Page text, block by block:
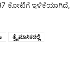
ಕೋಟಿಗೆ ಇಳಿಕೆಯಾಗಿದೆ,
ತ್ರೈಮಾಸಿಕದಲ್ಲಿ